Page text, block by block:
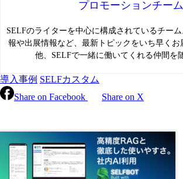
プロモーションチーム
SELFのライターを中心に構成されているチー
報や出展情報など、最新トピックをいち早く
他、SELFで一緒に働いてくれる仲間を
導入事例 SELFカスタム
Share on Facebook
Share on X